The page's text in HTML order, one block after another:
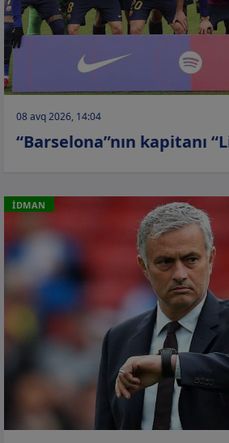
08 avq 2026, 14:04
“Barselona”nın kapitanı
İDMAN